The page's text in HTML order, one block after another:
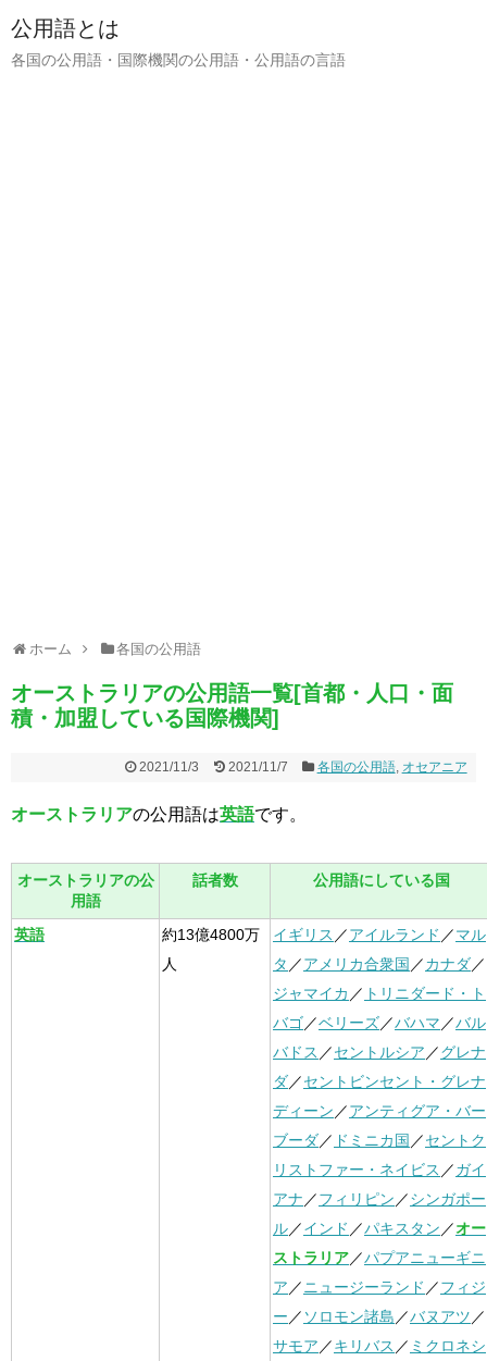
公用語とは
各国の公用語・国際機関の公用語・公用語の言語
ホーム 各国の公用語
オーストラリアの公用語一覧[首都・人口・面
積・加盟している国際機関]
2021/11/3 2021/11/7 各国の公用語, オセアニア
オーストラリアの公用語は英語です。
オーストラリアの公
用語
話者数 公用語にしている国
英語
約13億4800万
人
イギリス ／アイルランド ／マル
タ ／アメリカ合衆国 ／カナダ／
ジャマイカ ／ トリニダード・ト
バゴ／ベリーズ／バハマ ／バル
バドス ／セントルシア ／グレナ
ダ／セントビンセント・グレナ
ディーン ／アンティグア・バー
ブーダ／ ドミニカ国 ／セントク
リストファー・ネイビス ／ガイ
アナ ／フィリピン ／シンガポー
ル／インド ／パキスタン ／オー
ストラリア／パプアニューギニ
ア ／ニュージーランド ／フィジ
ー ／ ソロモン諸島 ／バヌアツ ／
サモア ／キリバス ／ ミクロネシ